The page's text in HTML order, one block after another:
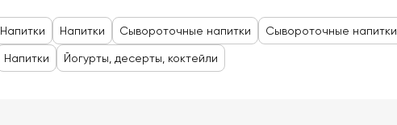
Напитки Напитки Сывороточные напитки Сывороточные напитки
Напитки Йогурты, десерты, коктейли